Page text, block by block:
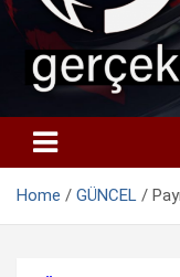
Home GÜNCEL